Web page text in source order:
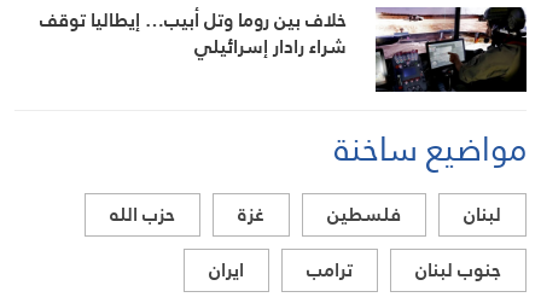
خلاف بين روما وتل أبيب… إيطاليا توقف
شراء رادار إسرائيلي
مواضيع ساخنة
لبنان فلسطين غزة
حزب الله
جنوب لبنان
ترامب
ايران